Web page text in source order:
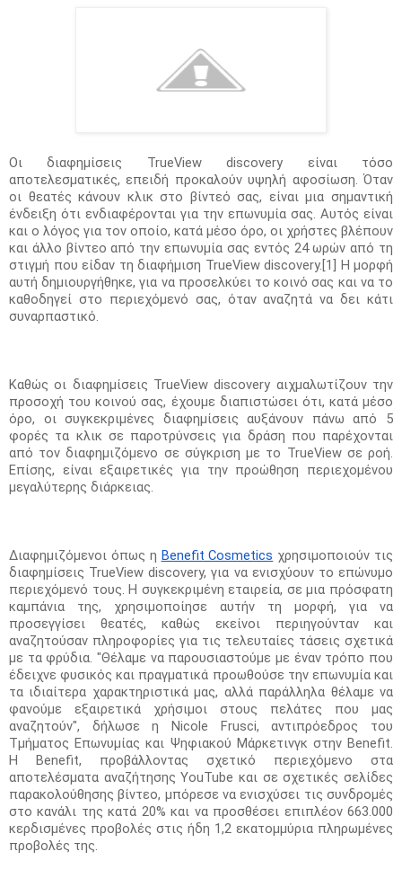
Οι διαφημίσεις TrueView discovery είναι τόσο
αποτελεσματικές, επειδή προκαλούν υψηλή αφοσίωση. Όταν
οι θεατές κάνουν κλικ στο βίντεό σας, είναι μια σημαντική
ένδειξη ότι ενδιαφέρονται για την επωνυμία σας. Αυτός είναι
και ο λόγος για τον οποίο, κατά μέσο όρο, οι χρήστες βλέπουν
και άλλο βίντεο από την επωνυμία σας εντός 24 ωρών από τη
στιγμή που είδαν τη διαφήμιση TrueView discovery.[1] Η μορφή
αυτή δημιουργήθηκε, για να προσελκύει το κοινό σας και να το
καθοδηγεί στο περιεχόμενό σας, όταν αναζητά να δει κάτι
συναρπαστικό.
Καθώς οι διαφημίσεις TrueView discovery αιχμαλωτίζουν την
προσοχή του κοινού σας, έχουμε διαπιστώσει ότι, κατά μέσο
όρο, οι συγκεκριμένες διαφημίσεις αυξάνουν πάνω από 5
φορές τα κλικ σε παροτρύνσεις για δράση που παρέχονται
από τον διαφημιζόμενο σε σύγκριση με το TrueView σε ροή.
Επίσης, είναι εξαιρετικές για την προώθηση περιεχομένου
μεγαλύτερης διάρκειας.
Διαφημιζόμενοι όπως η Benefit Cosmetics χρησιμοποιούν τις
διαφημίσεις TrueView discovery, για να ενισχύουν το επώνυμο
περιεχόμενό τους. Η συγκεκριμένη εταιρεία, σε μια πρόσφατη
καμπάνια της, χρησιμοποίησε αυτήν τη μορφή, για να
προσεγγίσει θεατές, καθώς εκείνοι περιηγούνταν και
αναζητούσαν πληροφορίες για τις τελευταίες τάσεις σχετικά
με τα φρύδια. "Θέλαμε να παρουσιαστούμε με έναν τρόπο που
έδειχνε φυσικός και πραγματικά προωθούσε την επωνυμία και
τα ιδιαίτερα χαρακτηριστικά μας, αλλά παράλληλα θέλαμε να
φανούμε εξαιρετικά χρήσιμοι στους πελάτες που μας
αναζητούν", δήλωσε η Nicole Frusci, αντιπρόεδρος του
Τμήματος Επωνυμίας και Ψηφιακού Μάρκετινγκ στην Benefit.
Η Benefit, προβάλλοντας σχετικό περιεχόμενο στα
αποτελέσματα αναζήτησης YouTube και σε σχετικές σελίδες
παρακολούθησης βίντεο, μπόρεσε να ενισχύσει τις συνδρομές
στο κανάλι της κατά 20% και να προσθέσει επιπλέον 663.000
κερδισμένες προβολές στις ήδη 1,2 εκατομμύρια πληρωμένες
προβολές της.